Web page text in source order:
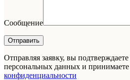
Сообщение
Отправляя заявку, вы
персональных данных и принимаете
конфиденциальности